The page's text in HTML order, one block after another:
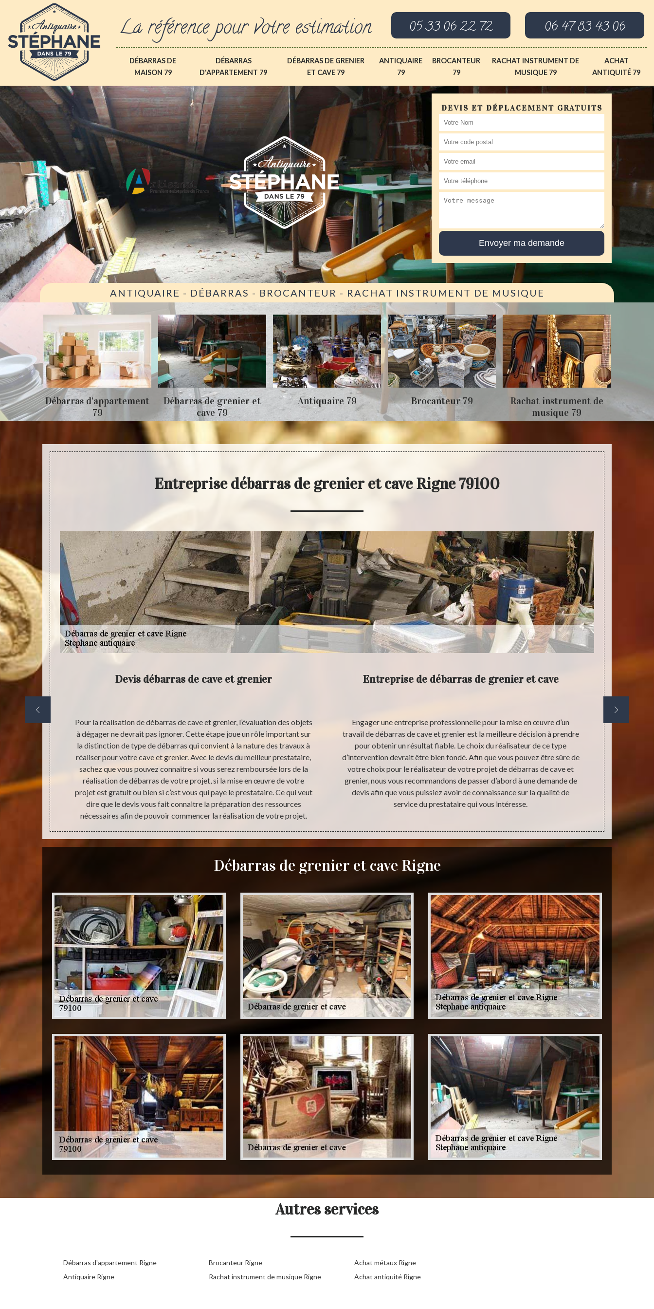
La référence pour votre estimation 05 33 06 22 72 06 47 83 43 06
DÉBARRAS DE
MAISON 79
DÉBARRAS
D'APPARTEMENT 79
DÉBARRAS DE GRENIER
ET CAVE 79
ANTIQUAIRE
79
BROCANTEUR
79
RACHAT INSTRUMENT DE
MUSIQUE 79
ACHAT
ANTIQUITÉ 79
DEVIS ET DÉPLACEMENT GRATUITS
ANTIQUAIRE - DÉBARRAS - BROCANTEUR - RACHAT INSTRUMENT DE MUSIQUE
79
Débarras d'appartement
79
Débarras de grenier et
cave 79
Antiquaire 79 Brocanteur 79
Rachat instrument de
musique 79
Entreprise débarras de grenier et cave Rigne 79100
grenier ne
si les
le coût
Devis débarras de cave et grenier
Pour la réalisation de débarras de cave et grenier, l’évaluation des objets
à dégager ne devrait pas ignorer. Cette étape joue un rôle important sur
la distinction de type de débarras qui convient à la nature des travaux à
réaliser pour votre cave et grenier. Avec le devis du meilleur prestataire,
sachez que vous pouvez connaitre si vous serez remboursée lors de la
réalisation de débarras de votre projet, si la mise en œuvre de votre
projet est gratuit ou bien si c’est vous qui paye le prestataire. Ce qui veut
dire que le devis vous fait connaitre la préparation des ressources
nécessaires afin de pouvoir commencer la réalisation de votre projet.
Entreprise de débarras de grenier et cave
Engager une entreprise professionnelle pour la mise en œuvre d’un
travail de débarras de cave et grenier est la meilleure décision à prendre
pour obtenir un résultat fiable. Le choix du réalisateur de ce type
d’intervention devrait être bien fondé. Afin que vous pouvez être sûre de
votre choix pour le réalisateur de votre projet de débarras de cave et
grenier, nous vous recommandons de passer d’abord à une demande de
devis afin que vous puissiez avoir de connaissance sur la qualité de
service du prestataire qui vous intéresse.
Optimiser
Débarras de grenier et cave Rigne
Autres services
Débarras d'appartement Rigne
Antiquaire Rigne
Brocanteur Rigne
Rachat instrument de musique Rigne
Achat métaux Rigne
Achat antiquité Rigne